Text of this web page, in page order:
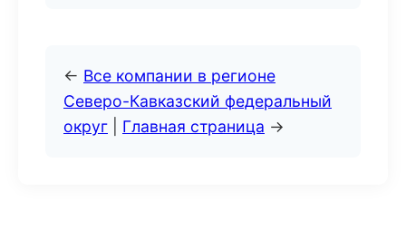
← Все компании в регионе
Северо-Кавказский федеральный
округ
Главная страница →